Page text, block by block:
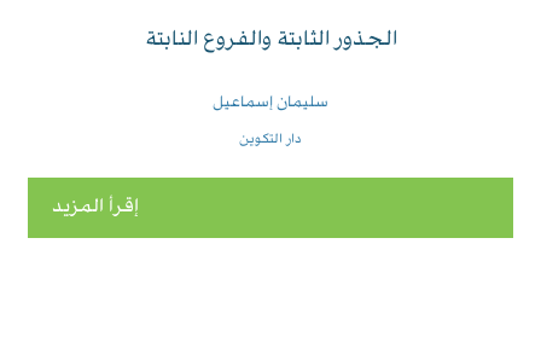
الجذور الثابتة والفروع النابتة
سليمان إسماعيل
دار التكوين
إقرأ المزيد